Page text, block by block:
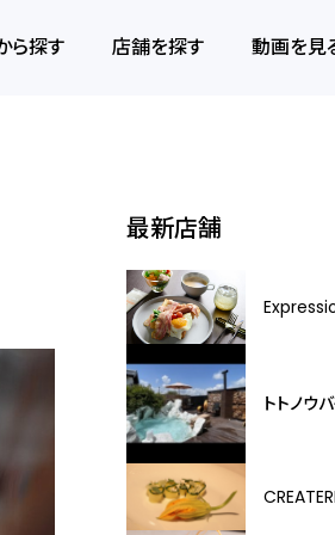
ら探す 店舗を探す 動画を見
最新店舗
トトノウ